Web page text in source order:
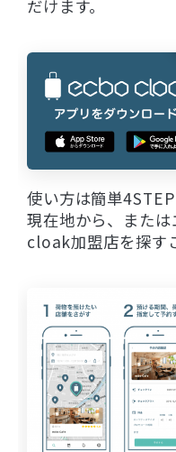
だけます。
使い方は簡単4STEP
現在地から、また
cloak加盟店を探す